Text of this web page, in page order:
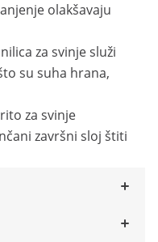
olakšavaju
za svinje služi
su suha hrana,
za svinje
završni sloj štiti